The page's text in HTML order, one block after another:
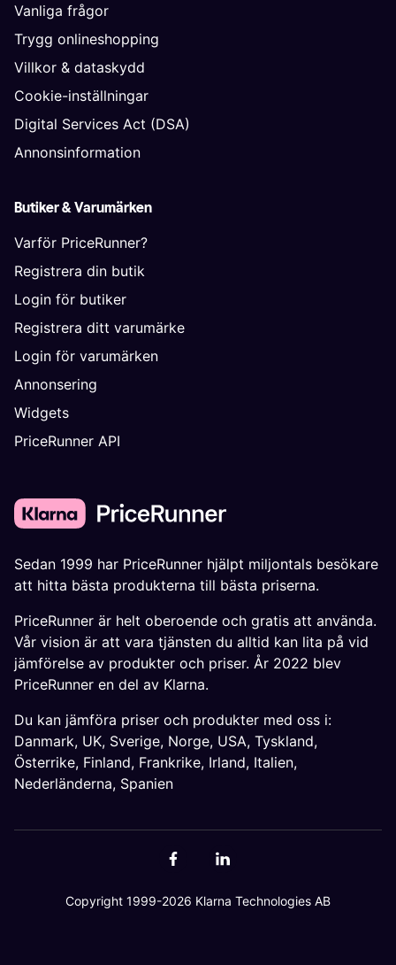
Vanliga frågor
Trygg onlineshopping
Villkor & dataskydd
Cookie-inställningar
Digital Services Act (DSA)
Annonsinformation
Butiker & Varumärken
Varför PriceRunner?
Registrera din butik
Login för butiker
Registrera ditt varumärke
Login för varumärken
Annonsering
Widgets
PriceRunner API
Sedan 1999 har PriceRunner hjälpt miljontals besökare
att hitta bästa produkterna till bästa priserna.
PriceRunner är helt oberoende och gratis att använda.
Vår vision är att vara tjänsten du alltid kan lita på vid
jämförelse av produkter och priser. År 2022 blev
PriceRunner en del av Klarna.
Du kan jämföra priser och produkter med oss i:
Danmark, UK, Sverige, Norge, USA, Tyskland,
Österrike, Finland, Frankrike, Irland, Italien,
Nederländerna, Spanien
Copyright 1999-2026 Klarna Technologies AB